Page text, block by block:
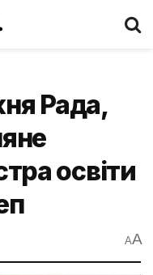
Рада,
освіти
AA